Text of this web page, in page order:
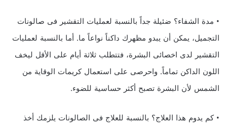
• مدة الشفاء؟ ضئيلة جداً بالنسبة لعمليات التقشير فى صالونات
التجميل، يمكن أن يبدو مظهرك داكناً نواعاً ما. أما بالنسبة لعمليات
التقشير لدى اخصائى البشرة، فتتطلب ثلاثة أيام على الأقل ليخف
اللون الداكن تماماً. واحرصى على استعمال كريمات الوقاية من
الشمس لأن البشرة تصبح أكثر حساسية للضوء.
• كم يدوم هذا العلاج؟ بالنسبة للعلاج فى الصالونات يلزمك أخذ